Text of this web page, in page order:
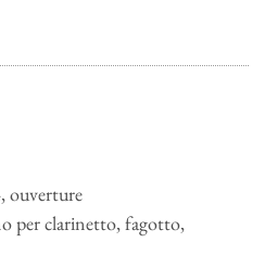
ouverture
per clarinetto, fagotto,